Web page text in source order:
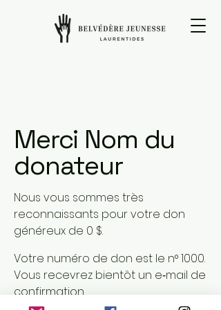
Merci Nom du
donateur
Nous vous sommes très
reconnaissants pour votre don
généreux de 0 $.
Votre numéro de don est le n° 1000.
Vous recevrez bientôt un e‑mail de
confirmation.